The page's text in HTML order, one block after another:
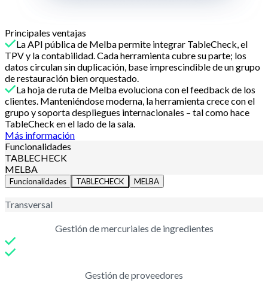
Principales ventajas
La API pública de Melba permite integrar TableCheck, el
TPV y la contabilidad. Cada herramienta cubre su parte; los
datos circulan sin duplicación, base imprescindible de un grupo
de restauración bien orquestado.
La hoja de ruta de Melba evoluciona con el feedback de los
clientes. Manteniéndose moderna, la herramienta crece con el
grupo y soporta despliegues internacionales – tal como hace
TableCheck en el lado de la sala.
Más información
Funcionalidades
TABLECHECK
MELBA
Funcionalidades TABLECHECK MELBA
Transversal
Gestión de mercuriales de ingredientes
Gestión de proveedores